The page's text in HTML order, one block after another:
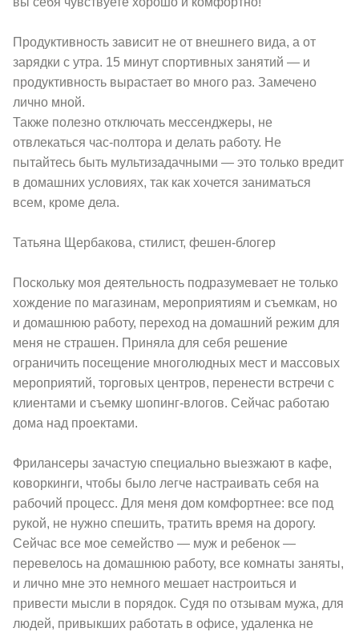
Продуктивность зависит не от внешнего вида, а от
зарядки с утра. 15 минут спортивных занятий — и
продуктивность вырастает во много раз. Замечено
лично мной.
Также полезно отключать мессенджеры, не
отвлекаться час-полтора и делать работу. Не
пытайтесь быть мультизадачными — это только вредит
в домашних условиях, так как хочется заниматься
всем, кроме дела.
Татьяна Щербакова, стилист, фешен-блогер
Поскольку моя деятельность подразумевает не только
хождение по магазинам, мероприятиям и съемкам, но
и домашнюю работу, переход на домашний режим для
меня не страшен. Приняла для себя решение
ограничить посещение многолюдных мест и массовых
мероприятий, торговых центров, перенести встречи с
клиентами и съемку шопинг-влогов. Сейчас работаю
дома над проектами.
Фрилансеры зачастую специально выезжают в кафе,
коворкинги, чтобы было легче настраивать себя на
рабочий процесс. Для меня дом комфортнее: все под
рукой, не нужно спешить, тратить время на дорогу.
Сейчас все мое семейство — муж и ребенок —
перевелось на домашнюю работу, все комнаты заняты,
и лично мне это немного мешает настроиться и
привести мысли в порядок. Судя по отзывам мужа, для
людей, привыкших работать в офисе, удаленка не